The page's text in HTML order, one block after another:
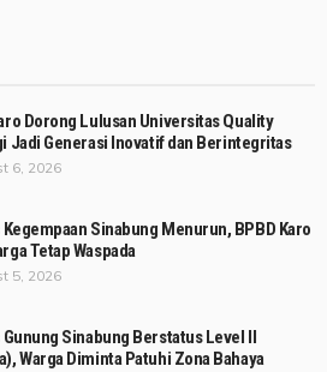
Dorong Lulusan Universitas Quality
Jadi Generasi Inovatif dan Berintegritas
6, 2026
Sinabung Menurun, BPBD Karo
Tetap Waspada
5, 2026
Sinabung Berstatus Level II
Warga Diminta Patuhi Zona Bahaya